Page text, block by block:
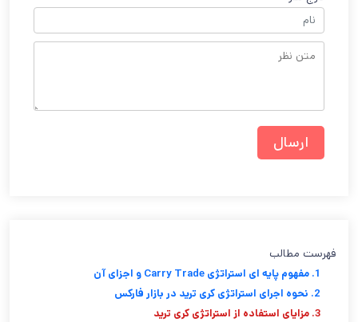
فهرست مطالب
1. مفهوم پایه ای استراتژی Carry Trade و اجزای آن
2. نحوه اجرای استراتژی کری ترید در بازار فارکس
3. مزایای استفاده از استراتژی کری ترید